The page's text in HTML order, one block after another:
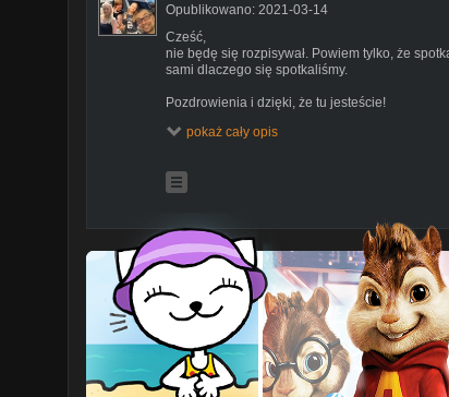
Opublikowano: 2021-03-14
Cześć,
nie będę się rozpisywał. Powiem tylko, że
sami dlaczego się spotkaliśmy.
Pozdrowienia i dzięki, że tu jesteście!
Zapraszam do oglądania tego odcinka oraz
Data nagrania marzec 2021
Instagram:https://www.instagram.com/
Kontakt: wspolpraca@maciejontour.pl
-------------------------------------------------------------------
pokaż cały opis